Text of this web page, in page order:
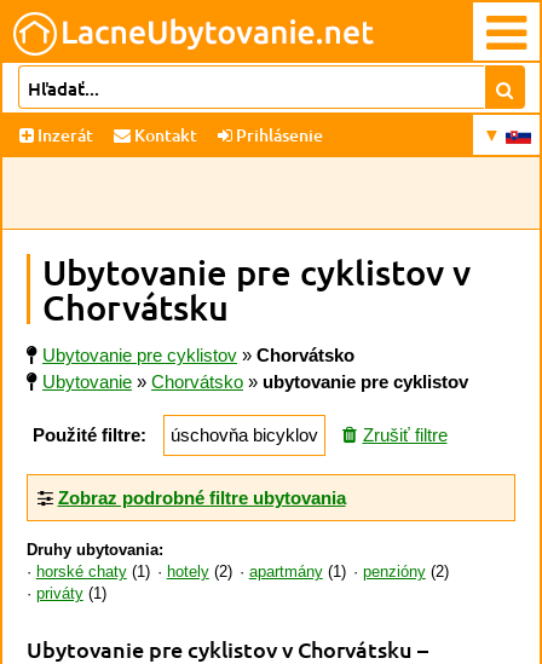
Inzerát Kontakt Prihlásenie
Ubytovanie pre cyklistov v
Chorvátsku
Ubytovanie pre cyklistov » Chorvátsko
Ubytovanie » Chorvátsko » ubytovanie pre cyklistov
Použité filtre: úschovňa bicyklov Zrušiť filtre
Zobraz podrobné filtre ubytovania
Druhy ubytovania:
horské chaty(1) hotely(2) apartmány(1) penzióny(2)
priváty(1)
Ubytovanie pre cyklistov v Chorvátsku –